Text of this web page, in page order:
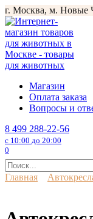
Перейти
к
содержанию
г. Москва, м. Новые
Магазин
Оплата заказа
Вопросы и
8 499 288-22-56
с 10:00 до 20:00
0
Search
for:
Главная